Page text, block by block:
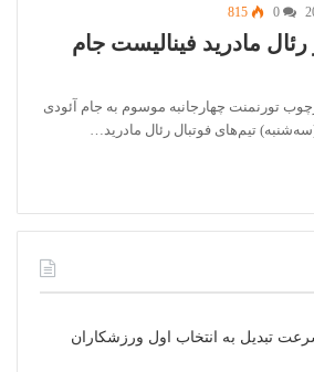
815
رئال مادرید فینالیست جام
تورنمنت چهارجانبه موسوم به جام آئودی
تیم‌های فوتبال رئال مادرید…
تبدیل به انتخاب اول ورزشکاران